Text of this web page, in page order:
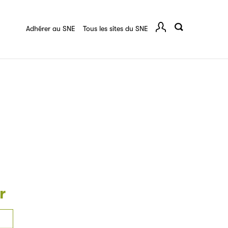
Adhérer au SNE Tous les sites du SNE
destinée à l’ensemble des acteurs de la